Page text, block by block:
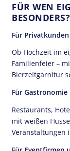
FÜR WEN
BESONDERS?
Für Privatkunden
Ob Hochzeit im
Familienfeier –
Bierzeltgarnitur
Für
Restaurants,
mit weißen
Veranstaltungen